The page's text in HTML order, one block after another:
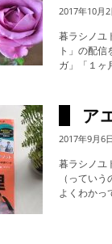
2017年10月2
暮ラシノユ
ト」の配
ガ」「１ヶ
ア
2017年9月6日
暮ラシノユ
（ってい
よくわかっ